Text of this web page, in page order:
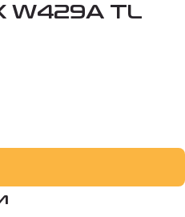
W429A TL